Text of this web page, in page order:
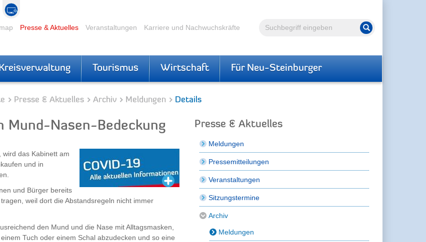
Volltextsuche Suche starten
Presse & Aktuelles Veranstaltungen Karriere und Nachwuchskräfte
Tourismus Wirtschaft Für Neu-Steinburger
Presse & Aktuelles Archiv Meldungen Details
Mund-Nasen-Bedeckung
das Kabinett am
und in
und Bürger bereits
weil dort die Abstandsregeln nicht immer
den Mund und die Nase mit Alltagsmasken,
Tuch oder einem Schal abzudecken und so eine
Presse & Aktuelles
Meldungen
Pressemitteilungen
Veranstaltungen
Sitzungstermine
Archiv
Meldungen